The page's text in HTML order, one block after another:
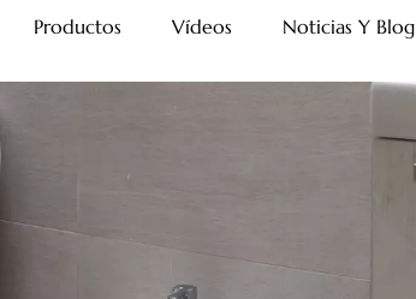
Productos Vídeos Noticias Y Blog